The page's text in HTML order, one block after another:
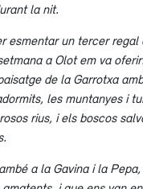
la nit.
esmentar un tercer regal
a Olot em va
de la Garrotxa
les muntanyes i
rius, i els boscos
a la Gavina i la